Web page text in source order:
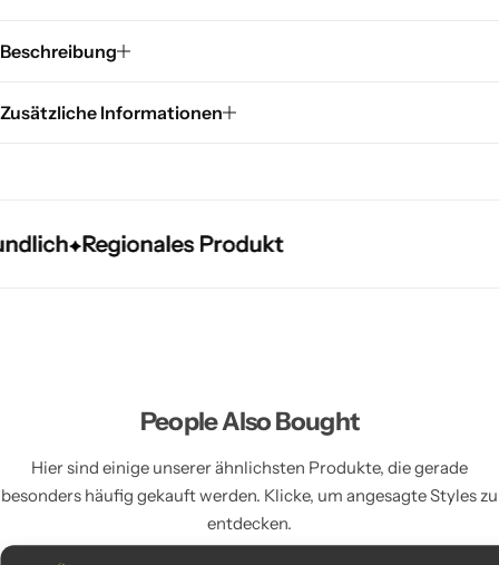
Beschreibung
Zusätzliche Informationen
Regionales Produkt
Regionales Produkt
Regionales Produkt
People Also Bought
Hier sind einige unserer ähnlichsten Produkte, die gerade
besonders häufig gekauft werden. Klicke, um angesagte Styles zu
entdecken.